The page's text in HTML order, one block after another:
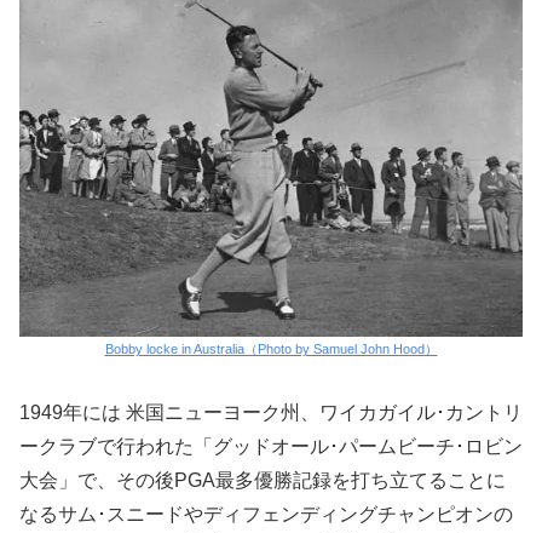
Bobby locke in Australia（Photo by Samuel John Hood）
1949年には 米国ニューヨーク州、ワイカガイル･カントリ
ークラブで行われた「グッドオール･パームビーチ･ロビン
大会」で、その後PGA最多優勝記録を打ち立てることに
なるサム･スニードやディフェンディングチャンピオンの